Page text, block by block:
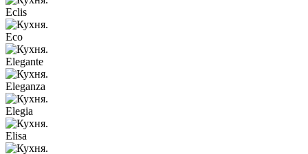
Eclis
Eco
Elegante
Eleganza
Elegia
Elisa